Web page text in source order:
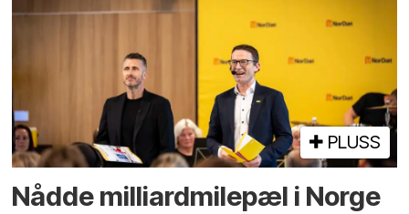
PLUSS
Nådde milliard­­milepæl i Norge